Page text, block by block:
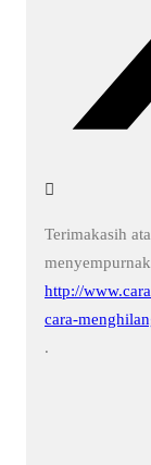
Terimakasih
http://
cara-
.